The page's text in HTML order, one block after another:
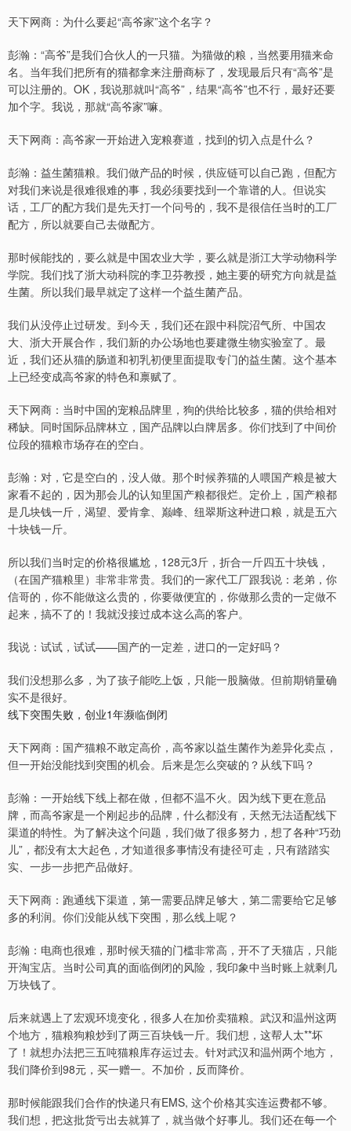
天下网商：为什么要起“高爷家”这个名字？
彭瀚：“高爷”是我们合伙人的一只猫。为猫做的粮，当然要用猫来命
名。当年我们把所有的猫都拿来注册商标了，发现最后只有“高爷”是
可以注册的。OK，我说那就叫“高爷”，结果“高爷”也不行，最好还要
加个字。我说，那就“高爷家”嘛。
天下网商：高爷家一开始进入宠粮赛道，找到的切入点是什么？
彭瀚：益生菌猫粮。我们做产品的时候，供应链可以自己跑，但配方
对我们来说是很难很难的事，我必须要找到一个靠谱的人。但说实
话，工厂的配方我们是先天打一个问号的，我不是很信任当时的工厂
配方，所以就要自己去做配方。
那时候能找的，要么就是中国农业大学，要么就是浙江大学动物科学
学院。我们找了浙大动科院的李卫芬教授，她主要的研究方向就是益
生菌。所以我们最早就定了这样一个益生菌产品。
我们从没停止过研发。到今天，我们还在跟中科院沼气所、中国农
大、浙大开展合作，我们新的办公场地也要建微生物实验室了。最
近，我们还从猫的肠道和初乳初便里面提取专门的益生菌。这个基本
上已经变成高爷家的特色和禀赋了。
天下网商：当时中国的宠粮品牌里，狗的供给比较多，猫的供给相对
稀缺。同时国际品牌林立，国产品牌以白牌居多。你们找到了中间价
位段的猫粮市场存在的空白。
彭瀚：对，它是空白的，没人做。那个时候养猫的人喂国产粮是被大
家看不起的，因为那会儿的认知里国产粮都很烂。定价上，国产粮都
是几块钱一斤，渴望、爱肯拿、巅峰、纽翠斯这种进口粮，就是五六
十块钱一斤。
所以我们当时定的价格很尴尬，128元3斤，折合一斤四五十块钱，
（在国产猫粮里）非常非常贵。我们的一家代工厂跟我说：老弟，你
信哥的，你不能做这么贵的，你要做便宜的，你做那么贵的一定做不
起来，搞不了的！我就没接过成本这么高的客户。
我说：试试，试试——国产的一定差，进口的一定好吗？
我们没想那么多，为了孩子能吃上饭，只能一股脑做。但前期销量确
实不是很好。
线下突围失败，创业1年濒临倒闭
天下网商：国产猫粮不敢定高价，高爷家以益生菌作为差异化卖点，
但一开始没能找到突围的机会。后来是怎么突破的？从线下吗？
彭瀚：一开始线下线上都在做，但都不温不火。因为线下更在意品
牌，而高爷家是一个刚起步的品牌，什么都没有，天然无法适配线下
渠道的特性。为了解决这个问题，我们做了很多努力，想了各种“巧劲
儿”，都没有太大起色，才知道很多事情没有捷径可走，只有踏踏实
实、一步一步把产品做好。
天下网商：跑通线下渠道，第一需要品牌足够大，第二需要给它足够
多的利润。你们没能从线下突围，那么线上呢？
彭瀚：电商也很难，那时候天猫的门槛非常高，开不了天猫店，只能
开淘宝店。当时公司真的面临倒闭的风险，我印象中当时账上就剩几
万块钱了。
后来就遇上了宏观环境变化，很多人在加价卖猫粮。武汉和温州这两
个地方，猫粮狗粮炒到了两三百块钱一斤。我们想，这帮人太**坏
了！就想办法把三五吨猫粮库存运过去。针对武汉和温州两个地方，
我们降价到98元，买一赠一。不加价，反而降价。
那时候能跟我们合作的快递只有EMS, 这个价格其实连运费都不够。
我们想，把这批货亏出去就算了，就当做个好事儿。我们还在每一个